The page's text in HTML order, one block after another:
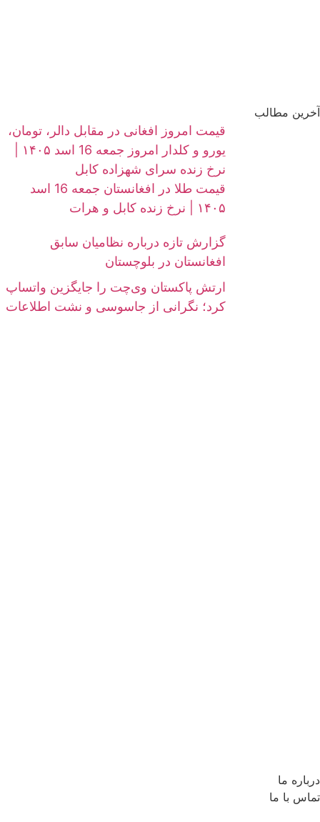
آخرین مطالب
قیمت امروز افغانی در مقابل دالر، تومان،
نرخ زنده سرای شهزاده کابل
قیمت طلا در افغانستان جمعه 16 اسد
۱۴۰۵ | نرخ زنده کابل و هرات
گزارش تازه درباره نظامیان سابق
افغانستان در بلوچستان
ارتش پاکستان وی‌چت را جایگزین واتساپ
کرد؛ نگرانی از جاسوسی و نشت اطلاعات
درباره ما
تماس با ما